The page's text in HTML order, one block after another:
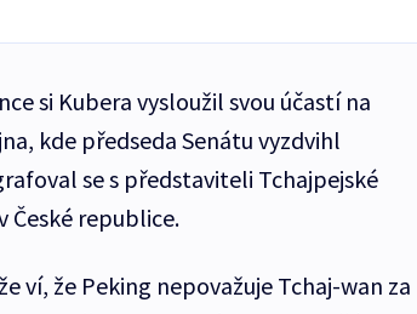
si Kubera vysloužil svou účastí na
kde předseda Senátu vyzdvihl
se s představiteli Tchajpejské
České republice.
ví, že Peking nepovažuje Tchaj-wan za